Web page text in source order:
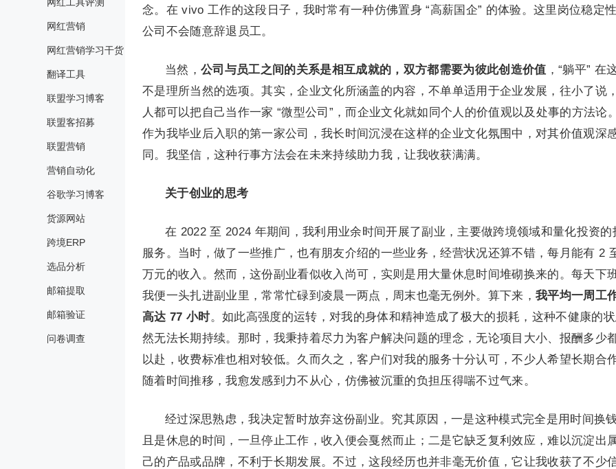
网红营销
网红营销学习干货
翻译工具
联盟学习博客
联盟客招募
联盟营销
营销自动化
谷歌学习博客
货源网站
跨境ERP
选品分析
邮箱提取
邮箱验证
问卷调查
念。在 vivo 工作的这段日子，我时常有一种仿佛置身 “高薪国企” 的体验。这里岗位稳定
公司不会随意辞退员工。
当然， 公司与员工之间的关系是相互成就的，双方都需要为彼此创造价值 ，“躺平” 在
不是理所当然的选项。其实，企业文化所涵盖的内容，不单单适用于企业发展，往小了说
人都可以把自己当作一家 “微型公司”，而企业文化就如同个人的价值观以及处事的方法论
作为我毕业后入职的第一家公司，我长时间沉浸在这样的企业文化氛围中，对其价值观深
同。我坚信，这种行事方法会在未来持续助力我，让我收获满满。
关于创业的思考
在 2022 至 2024 年期间，我利用业余时间开展了副业，主要做跨境领域和量化投资的
服务。当时，做了一些推广，也有朋友介绍的一些业务，经营状况还算不错，每月能有 2
万元的收入。然而，这份副业看似收入尚可，实则是用大量休息时间堆砌换来的。每天下
我便一头扎进副业里，常常忙碌到凌晨一两点，周末也毫无例外。算下来， 我平均一周工
高达 77 小时。如此高强度的运转，对我的身体和精神造成了极大的损耗，这种不健康的
然无法长期持续。那时，我秉持着尽力为客户解决问题的理念，无论项目大小、报酬多少
以赴，收费标准也相对较低。久而久之，客户们对我的服务十分认可，不少人希望长期合
随着时间推移，我愈发感到力不从心，仿佛被沉重的负担压得喘不过气来。‍
经过深思熟虑，我决定暂时放弃这份副业。究其原因，一是这种模式完全是用时间换
且是休息的时间，一旦停止工作，收入便会戛然而止；二是它缺乏复利效应，难以沉淀出
己的产品或品牌，不利于长期发展。不过，这段经历也并非毫无价值，它让我收获了不少